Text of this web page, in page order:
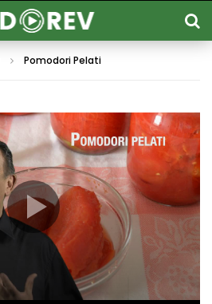
Pomodori Pelati